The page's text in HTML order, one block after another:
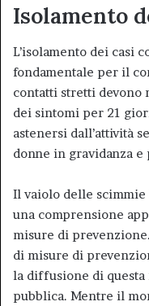
Isolamento
L’isolamento dei casi
fondamentale per il
contatti stretti devono
dei sintomi per 21
astenersi dall’attività
donne in gravidanza
Il vaiolo delle
una comprensione
misure di
di misure di
la diffusione di questa
pubblica. Mentre il